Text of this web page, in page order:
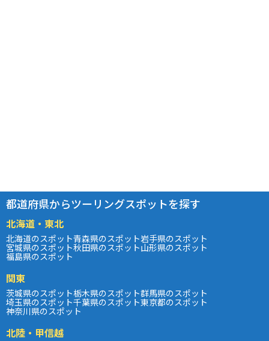
都道府県からツーリングスポットを探す
北海道・東北
北海道のスポット青森県のスポット岩手県のスポット
宮城県のスポット秋田県のスポット山形県のスポット
福島県のスポット
関東
茨城県のスポット栃木県のスポット群馬県のスポット
埼玉県のスポット千葉県のスポット東京都のスポット
神奈川県のスポット
北陸・甲信越